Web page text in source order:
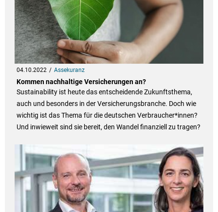
04.10.2022 Assekuranz
Kommen nachhaltige Versicherungen an?
Sustainability ist heute das entscheidende Zukunftsthema,
auch und besonders in der Versicherungsbranche. Doch wie
wichtig ist das Thema für die deutschen Verbraucher*innen?
Und inwieweit sind sie bereit, den Wandel finanziell zu tragen?